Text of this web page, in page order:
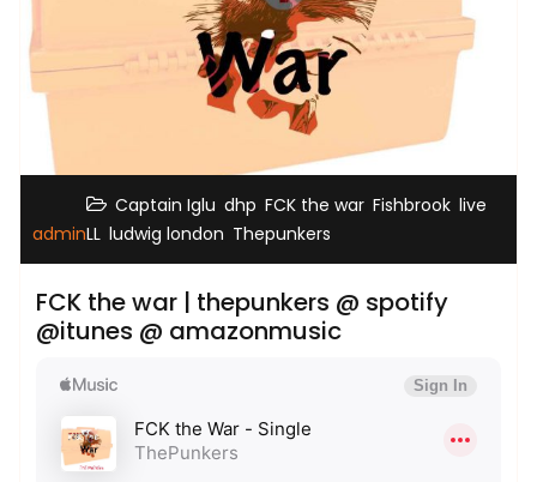
admin
Captain Iglu dhp FCK the war Fishbrook live
LL ludwig london Thepunkers
FCK the war | thepunkers @ spotify
@itunes @ amazonmusic